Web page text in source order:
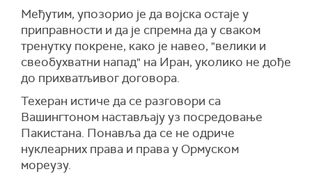
преговора прошлог месеца, проследио
ирански предлог Вашингтону.
Иако ниједна страна јавно није открила
уступке у преговорима који су у застоју већ
наговестио је у понедељак да Вашингтон
можда ублажава неке своје захтеве.
Према том извору, САД су пристале да
ослободе четвртину замрзнутих иранских
Међутим, упозорио је да војска остаје у
приправности и да је спремна да у сваком
тренутку покрене, како је навео, "велики и
свеобухватни напад" на Иран, уколико не дође
до прихватљивог договора.
Техеран истиче да се разговори са
Вашингтоном настављају уз посредовање
Пакистана. Понавља да се не одриче
нуклеарних права и права у Ормуском
мореузу.